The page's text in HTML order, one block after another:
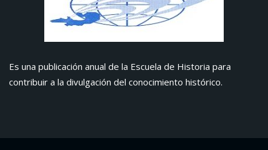
Es una publicación anual de la Escuela de Historia para
contribuir a la divulgación del conocimiento histórico.